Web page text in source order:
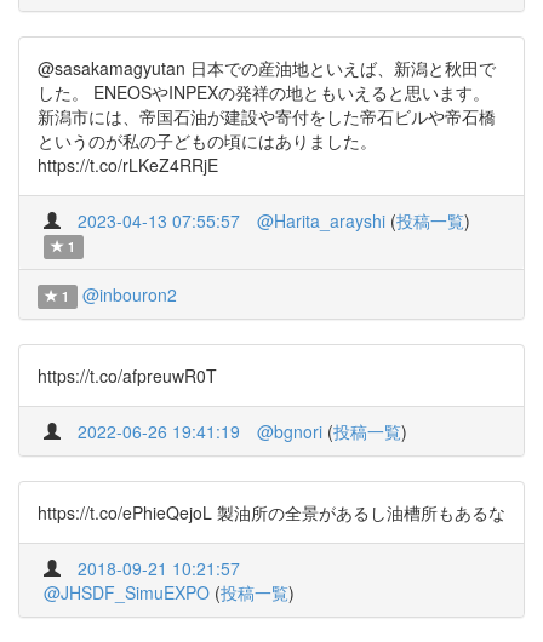
@sasakamagyutan 日本での産油地といえば、新潟と秋田で
した。 ENEOSやINPEXの発祥の地ともいえると思います。
新潟市には、帝国石油が建設や寄付をした帝石ビルや帝石橋
というのが私の子どもの頃にはありました。
https://t.co/rLKeZ4RRjE
2023-04-13 07:55:57 @Harita_arayshi (投稿一覧)
1
1 @inbouron2
https://t.co/afpreuwR0T
2022-06-26 19:41:19 @bgnori (投稿一覧)
https://t.co/ePhieQejoL 製油所の全景があるし油槽所もあるな
2018-09-21 10:21:57
@JHSDF_SimuEXPO (投稿一覧)